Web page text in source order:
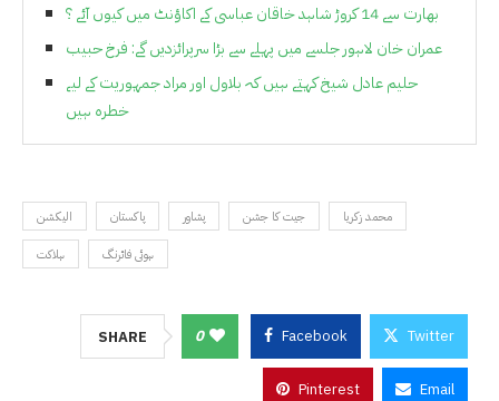
بھارت سے 14 کروڑ شاہد خاقان عباسی کے اکاؤنٹ میں کیوں آئے ؟
عمران خان لاہور جلسے میں پہلے سے بڑا سرپرائزدیں گے: فرخ حبیب
حلیم عادل شیخ کہتے ہیں کہ بلاول اور مراد جمہوریت کے لیے
خطرہ ہیں
الیکشن پاکستان پشاور جیت کا جشن
محمد زکریا
ہلاکت
ہوئی فائرنگ
SHARE 0 Facebook Twitter
Pinterest Email